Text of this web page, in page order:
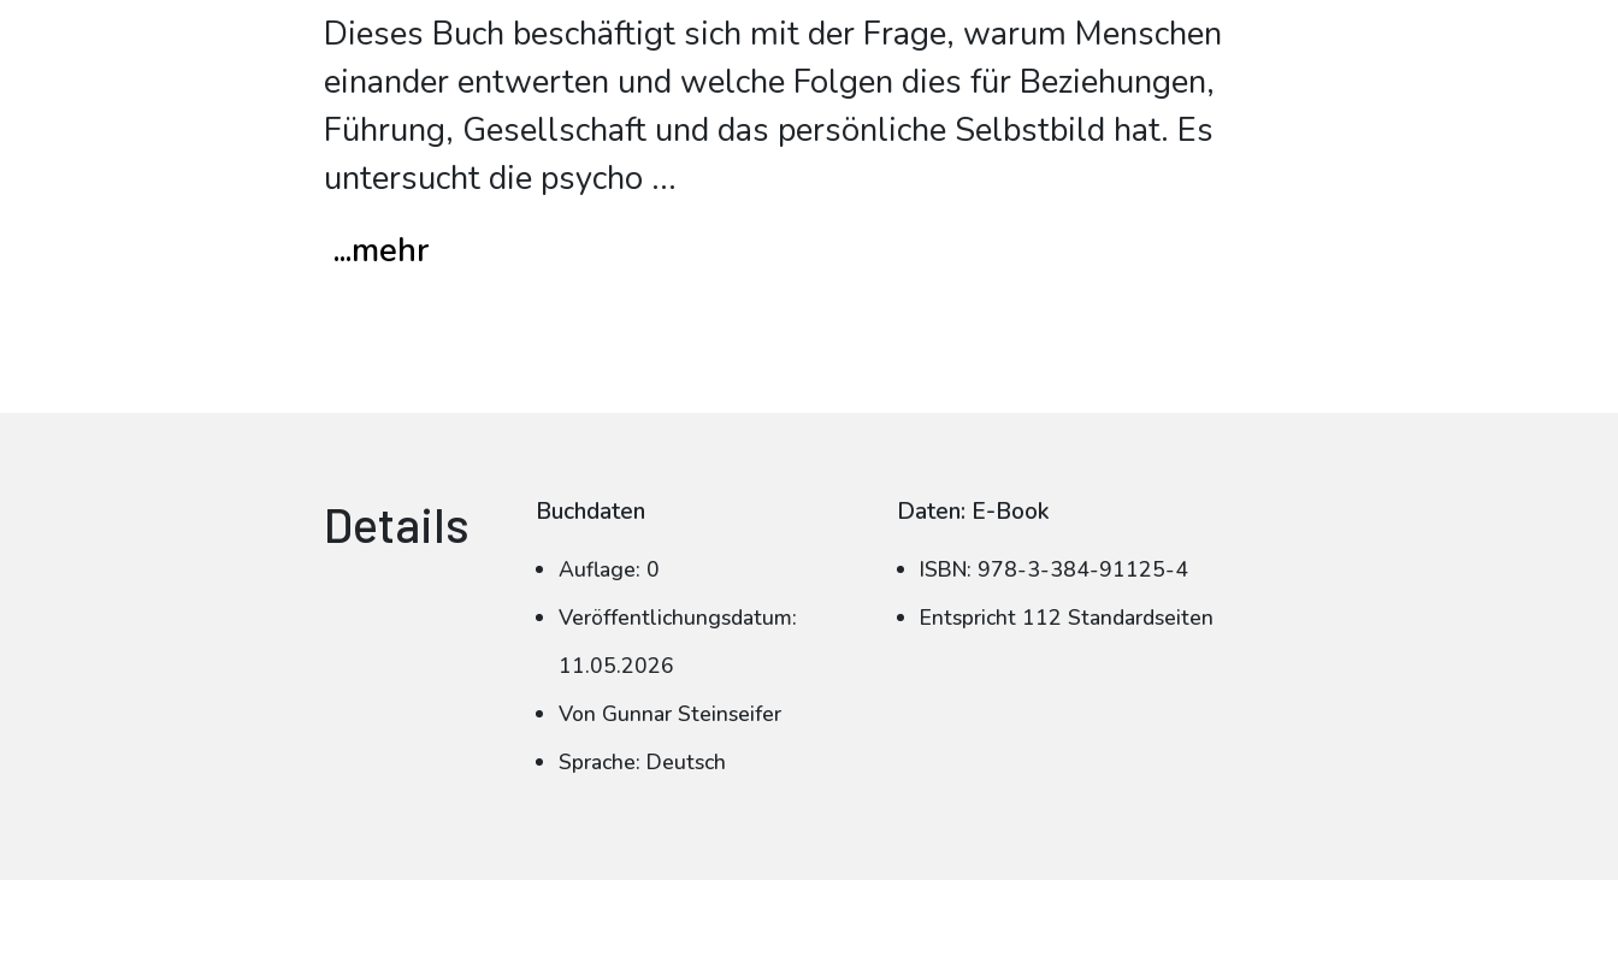
Dieses Buch beschäftigt sich mit der Frage, warum Menschen
einander entwerten und welche Folgen dies für Beziehungen,
Führung, Gesellschaft und das persönliche Selbstbild hat. Es
untersucht die psycho ...
...mehr
Details Buchdaten
Auflage: 0
Veröffentlichungsdatum:
11.05.2026
Von Gunnar Steinseifer
Sprache: Deutsch
Daten: E-Book
ISBN: 978-3-384-91125-4
Entspricht 112 Standardseiten